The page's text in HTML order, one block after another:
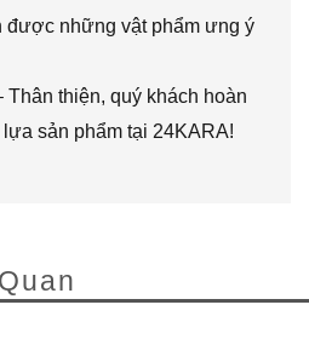
được những vật phẩm ưng ý
thiện, quý khách hoàn
sản phẩm tại 24KARA!